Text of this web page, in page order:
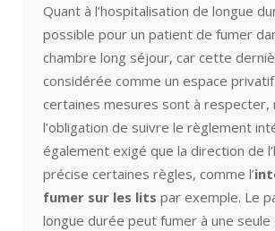
Quant à l’hospitalisation de longue
possible pour un patient de fumer
chambre long séjour, car cette
considérée comme un espace
certaines mesures sont à respecter,
l’obligation de suivre le règlement
également exigé que la direction de
précise certaines règles, comme l’
fumer sur les lits par exemple. Le
longue durée peut fumer à une seule